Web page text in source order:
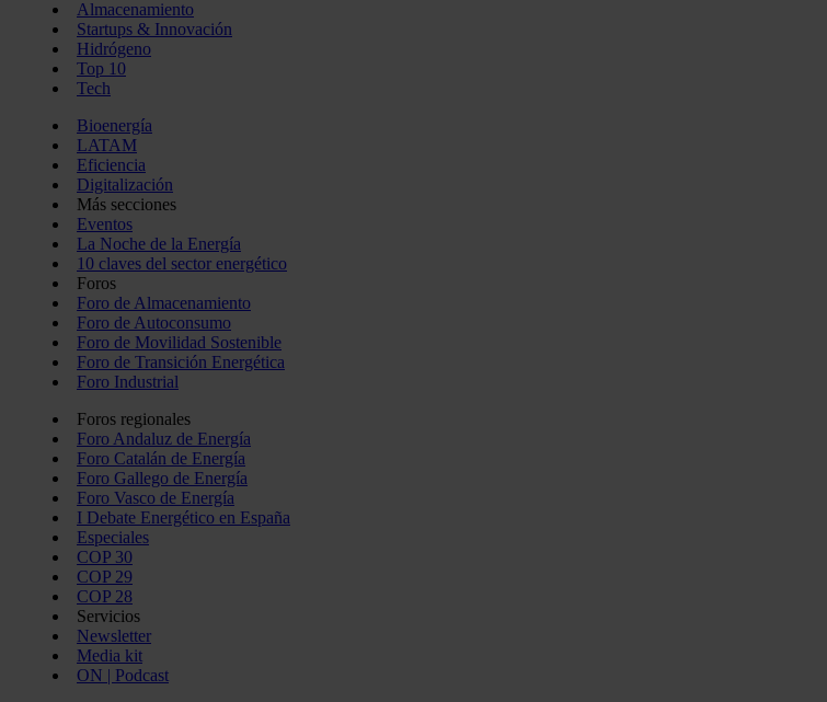
Almacenamiento
Startups & Innovación
Hidrógeno
Top 10
Tech
Bioenergía
LATAM
Eficiencia
Digitalización
Más secciones
Eventos
La Noche de la Energía
10 claves del sector energético
Foros
Foro de Almacenamiento
Foro de Autoconsumo
Foro de Movilidad Sostenible
Foro de Transición Energética
Foro Industrial
Foros regionales
Foro Andaluz de Energía
Foro Catalán de Energía
Foro Gallego de Energía
Foro Vasco de Energía
I Debate Energético en España
Especiales
COP 30
COP 29
COP 28
Servicios
Newsletter
Media kit
ON | Podcast